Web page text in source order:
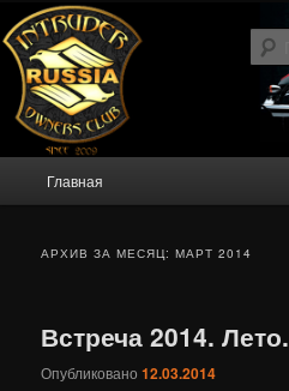
Перейти
к
основному
содержимому
Перейти
к
дополнительному
содержимому
IOCR.RU
Intruder Owners Club Russia
Главная
АРХИВ ЗА МЕСЯЦ:МАРТ 2014
Встреча 2014. Лето.
Опубликовано12.03.2014